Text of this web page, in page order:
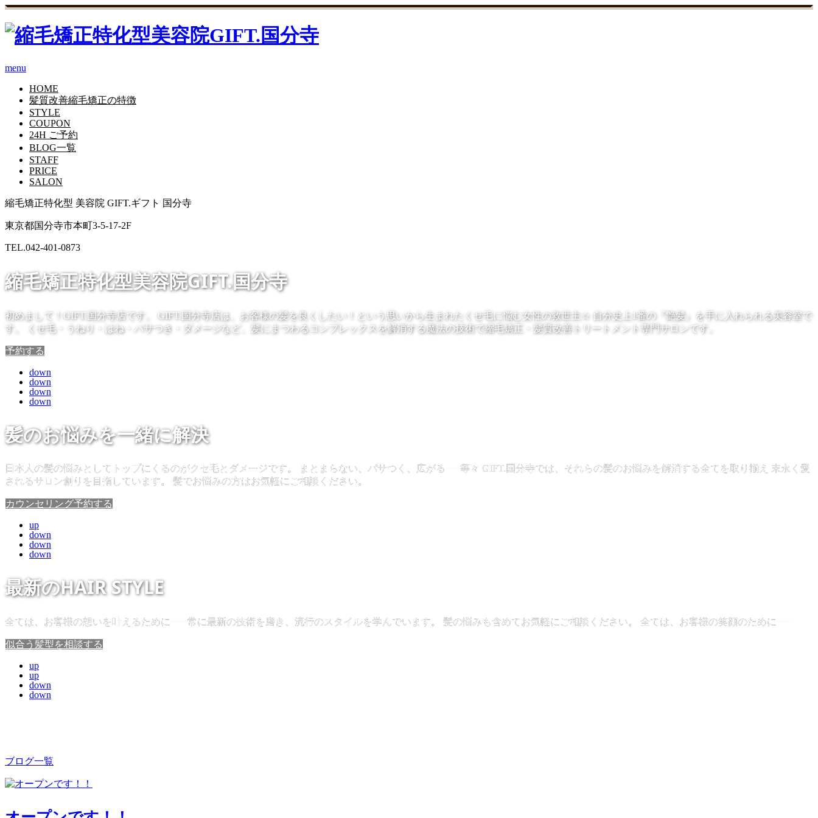
menu
HOME
髪質改善縮毛矯正の特徴
STYLE
COUPON
24H ご予約
BLOG一覧
STAFF
PRICE
SALON
縮毛矯正特化型 美容院 GIFT.ギフト 国分寺
東京都国分寺市本町3-5-17-2F
TEL.042-401-0873
縮毛矯正特化型美容院GIFT.国分寺
初めまして！GIFT.国分寺店です。 GIFT.国分寺店は、お客様の髪を良くしたい！という思いから生まれたくせ毛に悩む女性の救世主☆ 自分史上1番の『艶髪』を手に入れられる美容室で
す。 くせ毛・うねり・はね・パサつき・ダメージなど、髪にまつわるコンプレックスを解消する魔法の技術で縮毛矯正・髪質改善トリートメント専門サロンです。
予約する
down
down
down
down
髪のお悩みを一緒に解決
日本人の髪の悩みとしてトップにくるのがクセ毛とダメージです。 まとまらない、パサつく、広がる･･･等々 GIFT.国分寺では、それらの髪のお悩みを解消する全てを取り揃え 末永く愛
されるサロン創りを目指しています。 髪でお悩みの方はお気軽にご相談ください。
カウンセリング予約する
up
down
down
down
最新のHAIR STYLE
全ては、お客様の想いを叶えるために･･･ 常に最新の技術を磨き、流行のスタイルを学んでいます。 髪の悩みも含めてお気軽にご相談ください。 全ては、お客様の笑顔のために･･･
似合う髪型を相談する
up
up
down
down
ブログ一覧